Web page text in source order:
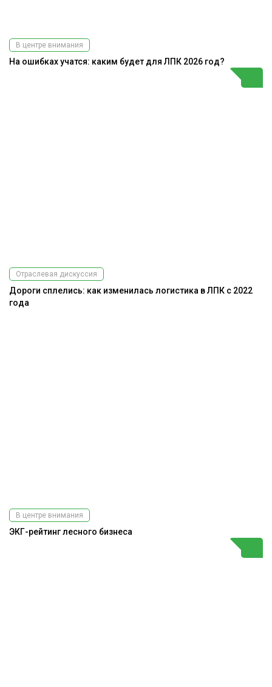
В центре внимания
На ошибках учатся: каким будет для ЛПК 2026 год?
Отраслевая дискуссия
Дороги сплелись: как изменилась логистика в ЛПК с 2022
года
В центре внимания
ЭКГ-рейтинг лесного бизнеса